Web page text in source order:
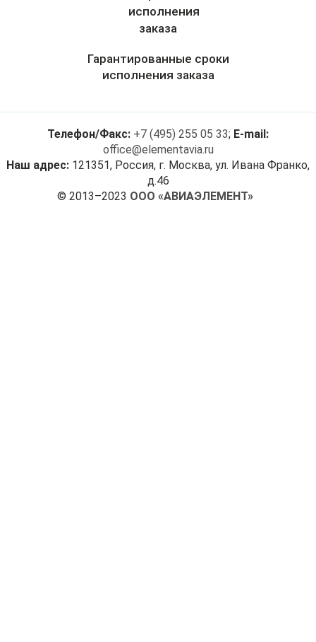
Гарантированные сроки
исполнения заказа
Телефон/Факс: +7 (495) 255 05 33; E-mail:
office@elementavia.ru
Наш адрес: 121351, Россия, г. Москва, ул. Ивана Франко,
д.46
© 2013–2023 ООО «АВИАЭЛЕМЕНТ»